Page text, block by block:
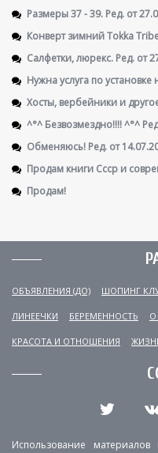
Размеры 37 - 39. Ред. от
Конверт зимний Tokka
Салфетки, люрекс. Ред. от
Нужна услуга по
Хосты, вербейники и
^°^ Безвозмездно!!!! ^°^
Обменяюсь! Ред. от
Продам книги Ссср и
Продам!
ОБЪЯВЛЕНИЯ (ДО) ШОПИНГ
ЛИНЕЕЧКИ БЕРЕМЕННОСТЬ О
КРАСОТА И ОТНОШЕНИЯ
Использование